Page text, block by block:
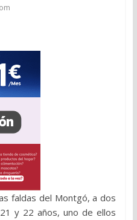
faldas del Montgó, a dos
y 22 años, uno de ellos